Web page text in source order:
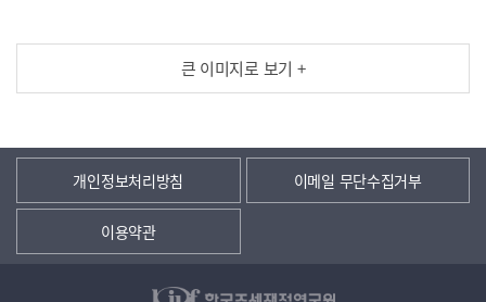
큰 이미지로 보기 +
개인정보처리방침 이메일 무단수집거부
이용약관